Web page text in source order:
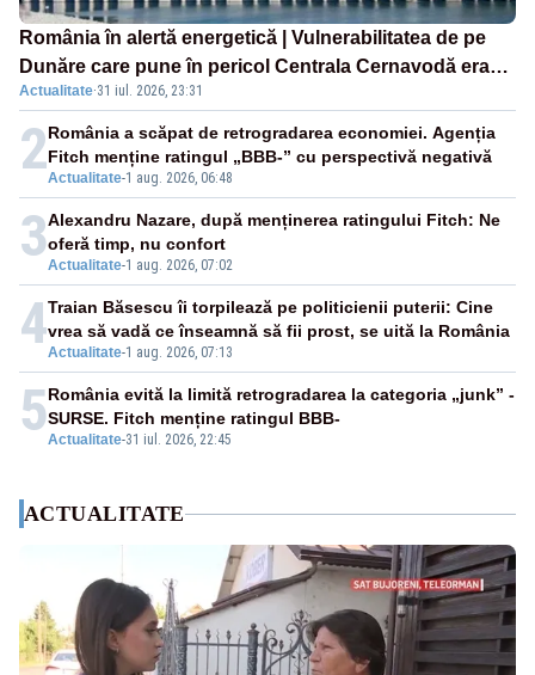
România în alertă energetică | Vulnerabilitatea de pe
Dunăre care pune în pericol Centrala Cernavodă era
cunoscută de pe vremea lui Ceaușescu
Actualitate·31 iul. 2026, 23:31
2Actualitate-1 aug. 2026, 06:48
România a scăpat de retrogradarea economiei. Agenția
Fitch menține ratingul „BBB-” cu perspectivă negativă
3Actualitate-1 aug. 2026, 07:02
Alexandru Nazare, după menținerea ratingului Fitch: Ne
oferă timp, nu confort
4Actualitate-1 aug. 2026, 07:13
Traian Băsescu îi torpilează pe politicienii puterii: Cine
vrea să vadă ce înseamnă să fii prost, se uită la România
5Actualitate-31 iul. 2026, 22:45
România evită la limită retrogradarea la categoria „junk” -
SURSE. Fitch menține ratingul BBB-
ACTUALITATE